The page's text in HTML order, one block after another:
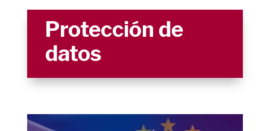
Protección de
datos